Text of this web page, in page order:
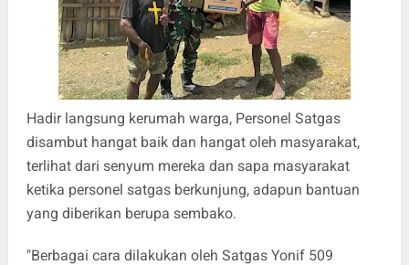
Hadir langsung kerumah warga, Personel Satgas
disambut hangat baik dan hangat oleh masyarakat,
terlihat dari senyum mereka dan sapa masyarakat
ketika personel satgas berkunjung, adapun bantuan
yang diberikan berupa sembako.
"Berbagai cara dilakukan oleh Satgas Yonif 509